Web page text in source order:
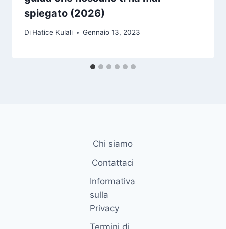
spiegato (2026)
Di Hatice Kulali Gennaio 13, 2023
Chi siamo
Contattaci
Informativa
sulla
Privacy